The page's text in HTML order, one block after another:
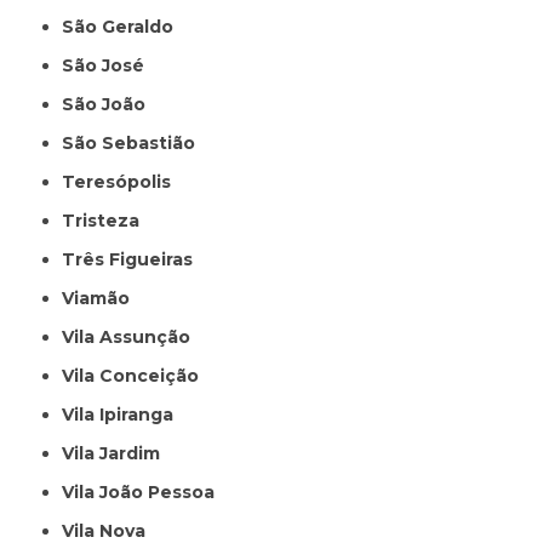
São Geraldo
São José
São João
São Sebastião
Teresópolis
Tristeza
Três Figueiras
Viamão
Vila Assunção
Vila Conceição
Vila Ipiranga
Vila Jardim
Vila João Pessoa
Vila Nova